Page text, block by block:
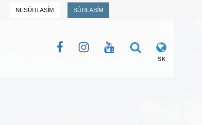
NESÚHLASÍM SÚHLASÍM
SK